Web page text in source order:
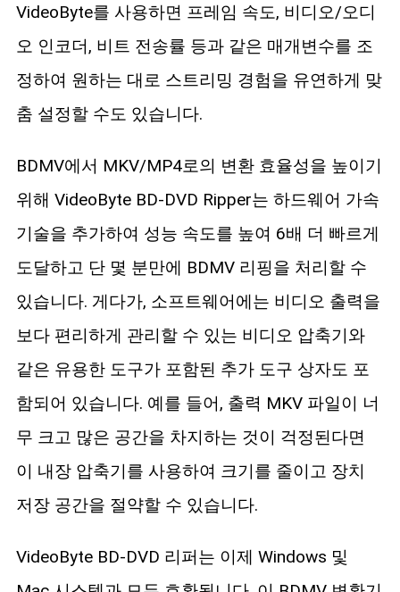
VideoByte를 사용하면 프레임 속도, 비디오/오디
오 인코더, 비트 전송률 등과 같은 매개변수를 조
정하여 원하는 대로 스트리밍 경험을 유연하게 맞
춤 설정할 수도 있습니다.
BDMV에서 MKV/MP4로의 변환 효율성을 높이기
위해 VideoByte BD-DVD Ripper는 하드웨어 가속
기술을 추가하여 성능 속도를 높여 6배 더 빠르게
도달하고 단 몇 분만에 BDMV 리핑을 처리할 수
있습니다. 게다가, 소프트웨어에는 비디오 출력을
보다 편리하게 관리할 수 있는 비디오 압축기와
같은 유용한 도구가 포함된 추가 도구 상자도 포
함되어 있습니다. 예를 들어, 출력 MKV 파일이 너
무 크고 많은 공간을 차지하는 것이 걱정된다면
이 내장 압축기를 사용하여 크기를 줄이고 장치
저장 공간을 절약할 수 있습니다.
VideoByte BD-DVD 리퍼는 이제 Windows 및